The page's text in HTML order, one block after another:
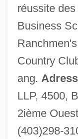
réussite
Business
Country
ang.
LLP, 4500,
2ième
(403)298-
Louël, Jean
Loudun, Nuns Of
Loudov, Ivana
Loudoun, John